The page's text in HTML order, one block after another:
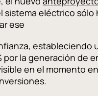
sistema eléctrico sólo
ese
estableciendo
por la generación de
en el momento